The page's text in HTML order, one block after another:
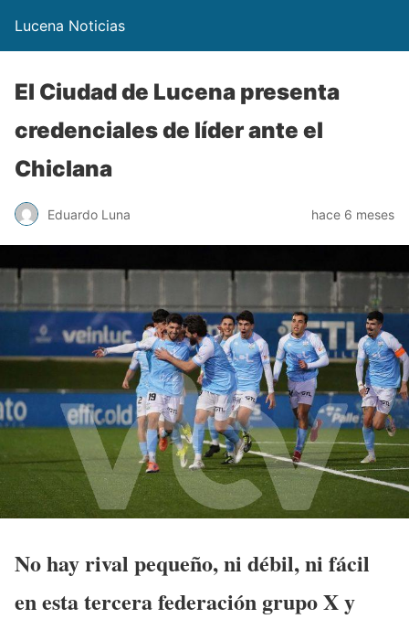
Lucena Noticias
El Ciudad de Lucena presenta
credenciales de líder ante el
Chiclana
Eduardo Luna hace 6 meses
No hay rival pequeño, ni débil, ni fácil
en esta tercera federación grupo X y